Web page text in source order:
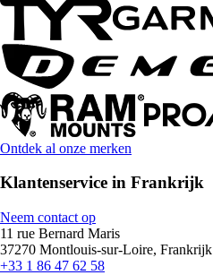
Ontdek al onze merken
Klantenservice in Frankrijk
Neem contact op
11 rue Bernard Maris
37270 Montlouis-sur-Loire, Frankrijk
+33 1 86 47 62 58